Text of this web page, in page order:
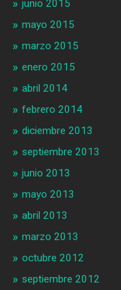
junio 2015
mayo 2015
marzo 2015
enero 2015
abril 2014
febrero 2014
diciembre 2013
septiembre 2013
junio 2013
mayo 2013
abril 2013
marzo 2013
octubre 2012
septiembre 2012